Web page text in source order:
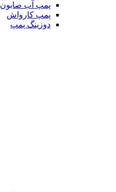
پمپ آب صابون
پمپ کارواش
دوزینگ پمپ